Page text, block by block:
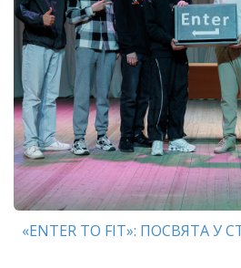
«ENTER TO FIT»: ПОСВЯТА У